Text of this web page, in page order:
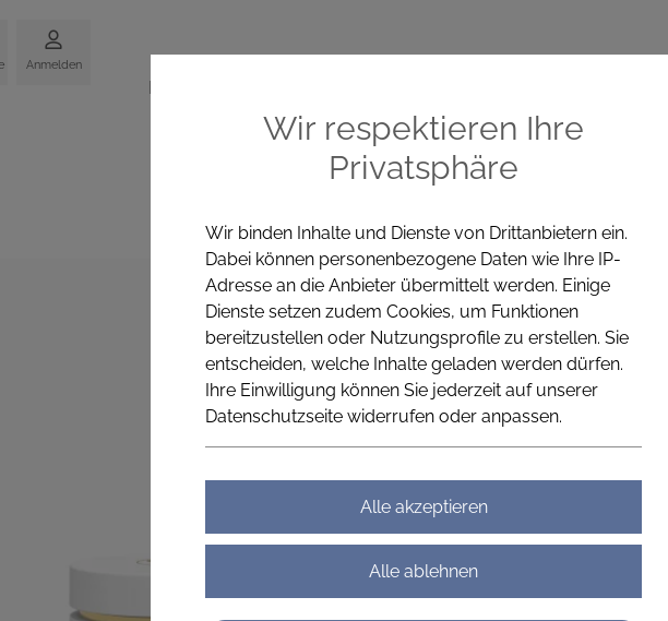
Anmelden
HOME
Cella Apotheke
Prokollagen
- sehr
Strahlkraft trifft Straffung.
Leichte Creme mit
Energie, Elastizität und
€ 33,90
Wir respektieren Ihre
Privatsphäre
Wir binden Inhalte und Dienste von Drittanbietern ein.
Dabei können personenbezogene Daten wie Ihre IP-
Adresse an die Anbieter übermittelt werden. Einige
Dienste setzen zudem Cookies, um Funktionen
bereitzustellen oder Nutzungsprofile zu erstellen. Sie
entscheiden, welche Inhalte geladen werden dürfen.
Ihre Einwilligung können Sie jederzeit auf unserer
Datenschutzseite widerrufen oder anpassen.